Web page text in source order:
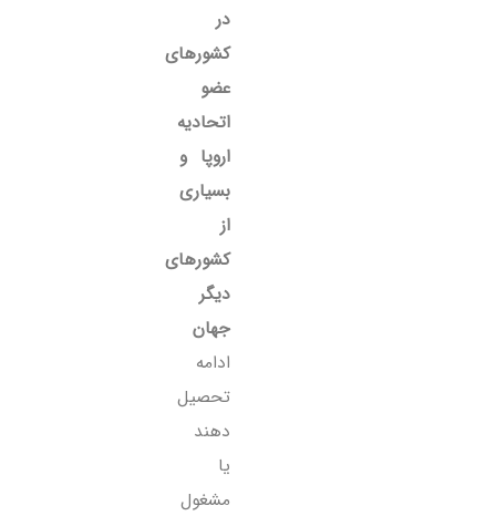
در
کشورهای
عضو
اتحادیه
اروپا و
بسیاری
از
کشورهای
دیگر
جهان
ادامه
تحصیل
دهند
یا
مشغول